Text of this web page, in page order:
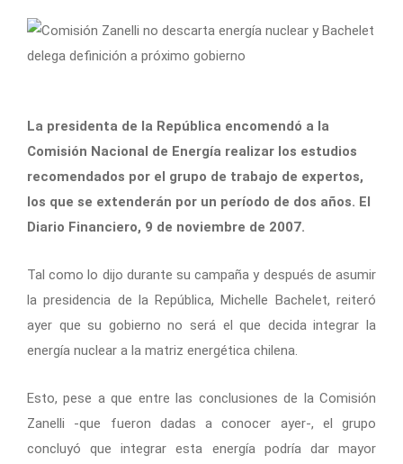
La presidenta de la República encomendó a la
Comisión Nacional de Energía realizar los estudios
recomendados por el grupo de trabajo de expertos,
los que se extenderán por un período de dos años. El
Diario Financiero, 9 de noviembre de 2007.
Tal como lo dijo durante su campaña y después de asumir
la presidencia de la República, Michelle Bachelet, reiteró
ayer que su gobierno no será el que decida integrar la
energía nuclear a la matriz energética chilena.
Esto, pese a que entre las conclusiones de la Comisión
Zanelli -que fueron dadas a conocer ayer-, el grupo
concluyó que integrar esta energía podría dar mayor